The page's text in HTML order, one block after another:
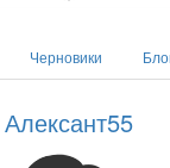
Черновики
Алексант55